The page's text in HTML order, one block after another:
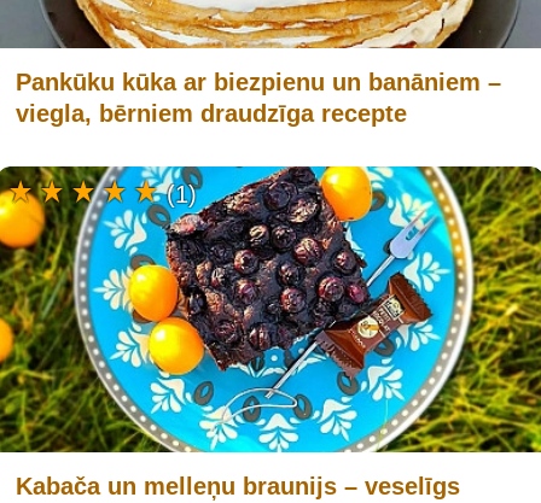
Pankūku kūka ar biezpienu un banāniem –
viegla, bērniem draudzīga recepte
Kabača un melleņu braunijs – veselīgs
(1)